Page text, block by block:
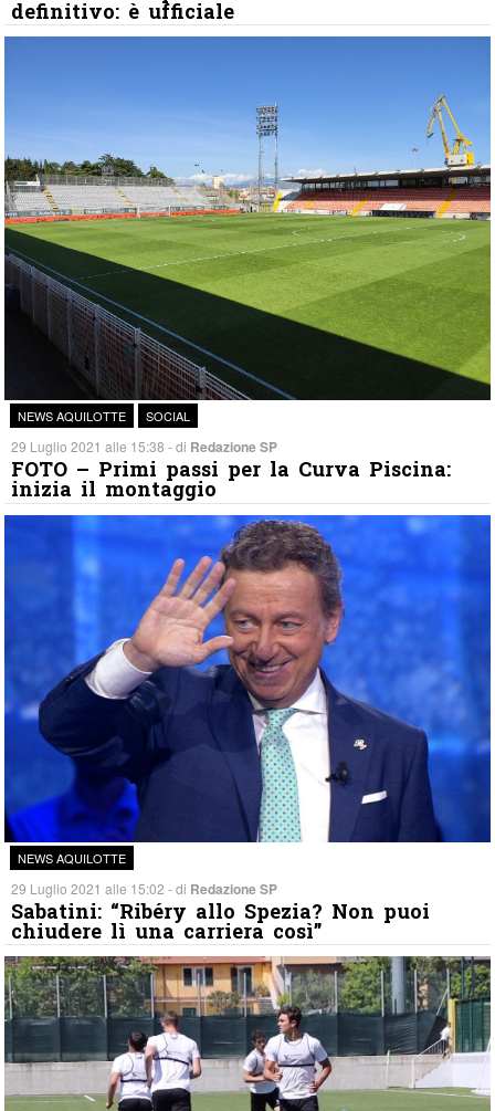
definitivo: è ufficiale
NEWS AQUILOTTE SOCIAL
29 Luglio 2021 alle 15:38 - di Redazione SP
FOTO – Primi passi per la Curva Piscina:
inizia il montaggio
NEWS AQUILOTTE
29 Luglio 2021 alle 15:02 - di Redazione SP
Sabatini: “Ribéry allo Spezia? Non puoi
chiudere lì una carriera così”